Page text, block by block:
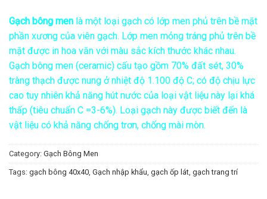
Gạch bông men là một loại gạch có lớp men phủ trên bề mặt
phần xương của viên gạch. Lớp men mỏng tráng phủ trên bề
mặt được in hoa văn với màu sắc kích thước khác nhau.
Gạch bông men (ceramic) cấu tạo gồm 70% đất sét, 30%
tràng thạch được nung ở nhiệt độ 1.100 độ C; có độ chịu lực
cao tuy nhiên khả năng hút nước của loại vật liệu này lại khá
thấp (tiêu chuẩn C =3-6%). Loại gạch này được biết đến là
vật liệu có khả năng chống trơn, chống mài mòn.
Category: Gạch Bông Men
Tags: gạch bông 40x40, Gạch nhập khẩu, gạch ốp lát, gạch trang trí